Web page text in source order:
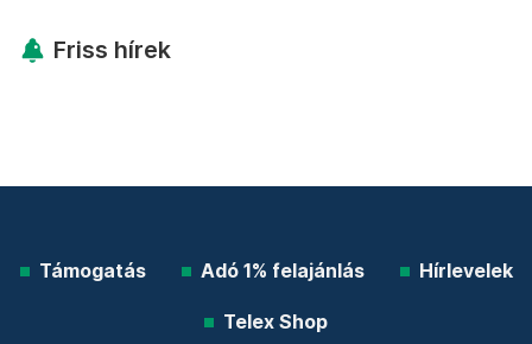
Friss hírek
Támogatás Adó 1% felajánlás Hírlevelek
Telex Shop